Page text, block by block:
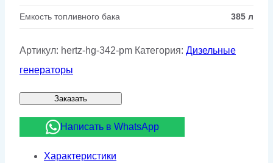
Емкость топливного бака 385 л
Артикул: hertz-hg-342-pm Категория: Дизельные
генераторы
Заказать
Написать в WhatsApp
Характеристики